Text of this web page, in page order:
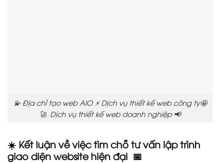
💫 Địa chỉ tạo web AIO ⚡ Dịch vụ thiết kế web công ty🤩
🚀 Dịch vụ thiết kế web doanh nghiệp 📢
☀️ Kết luận về việc tìm chỗ tư vấn lập trình
giao diện website hiện đại 📅